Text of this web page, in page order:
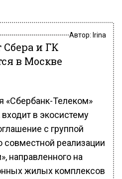
Автор: Irina
и ГК
в Москве
«Сбербанк-Телеком»
в экосистему
с группой
совместной реализации
направленного на
жилых комплексов